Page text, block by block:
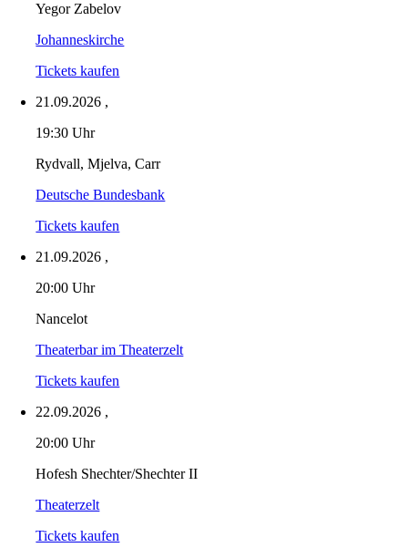
Yegor Zabelov
Johanneskirche
Tickets kaufen
21.09.2026 ,
19:30 Uhr
Rydvall, Mjelva, Carr
Deutsche Bundesbank
Tickets kaufen
21.09.2026 ,
20:00 Uhr
Nancelot
Theaterbar im Theaterzelt
Tickets kaufen
22.09.2026 ,
20:00 Uhr
Hofesh Shechter/Shechter II
Theaterzelt
Tickets kaufen